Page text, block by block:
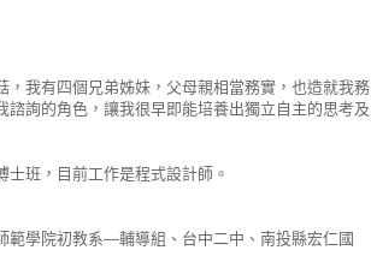
我有四個兄弟姊妹，父母親相當務實，也造就我務
詢的角色，讓我很早即能培養出獨立自主的思考及
班，目前工作是程式設計師。
範學院初教系—輔導組、台中二中、南投縣宏仁國